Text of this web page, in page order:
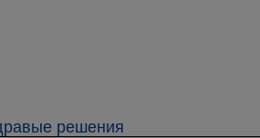
решения